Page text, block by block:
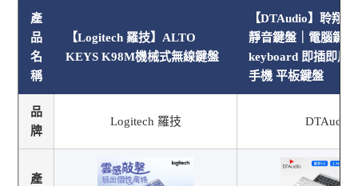
產
品
名
稱
【Logitech 羅技】ALTO
KEYS K98M機械式無線鍵盤
【DTAudio】聆翔
靜音鍵盤｜電腦鍵盤
keyboard 即插即用
手機 平板鍵盤
品
牌
Logitech 羅技 DTAudio
產